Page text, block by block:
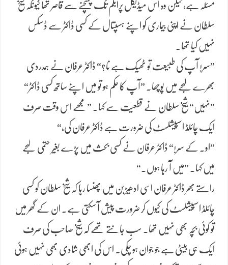
مسئلہ ہے، لیکن وہ اس میڈیکل پرابلم تک پہنچنے سے قاصر تھا کیونکہ شیخ
سلطان نے اپنی بیماری کو اپنے ہسپتال کے کسی ڈاکٹر سے ڈسکس
نہیں کیا تھا۔
​”سر! آپ کی طبیعت تو ٹھیک ہے نا؟“ ڈاکٹر عرفان نے ہمدردی
بھرے لہجے میں پوچھا۔ ”آپ کا حکم ہو تو میں اپنے ساتھ کسی ڈاکٹر“
​”نہیں“ شیخ سلطان نے قطعیت سے کہا۔ ”مجھے اس وقت صرف
ایک چائلڈ اسپیشلسٹ کی ضرورت ہے ڈاکٹر عرفان کی،“
​”او۔ کے سر!“ ڈاکٹر عرفان نے کسی بحث میں پڑے بغیر حتمی لہجے
میں کہا۔ ”میں آ رہا ہوں۔“
​راستے بھر ڈاکٹر عرفان اسی ادھیڑ بن میں پھنسا رہا کہ شیخ سلطان کو کسی
چائلڈ اسپیشلسٹ کی کیوں کر ضرورت پیش آ سکتی ہے۔ ان کے گھر میں
تو کوئی بچہ بھی نہیں تھا۔ سب جانتے تھے کہ شیخ صاحب کی صرف
ایک ہی بیٹی ہے جو جوان ہو چکی۔ اس کی ابھی شادی بھی نہیں ہوئی